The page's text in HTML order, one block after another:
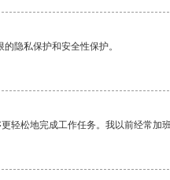
隐私保护和安全性保护。
轻松地完成工作任务。我以前经常加